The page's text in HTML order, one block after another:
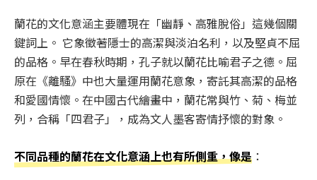
蘭花的文化意涵主要體現在「幽靜、高雅脫俗」這幾個關
鍵詞上。 它象徵著隱士的高潔與淡泊名利，以及堅貞不屈
的品格。早在春秋時期，孔子就以蘭花比喻君子之德。屈
原在《離騷》中也大量運用蘭花意象，寄託其高潔的品格
和愛國情懷。在中國古代繪畫中，蘭花常與竹、菊、梅並
列，合稱「四君子」，成為文人墨客寄情抒懷的對象。
不同品種的蘭花在文化意涵上也有所側重，像是 ：